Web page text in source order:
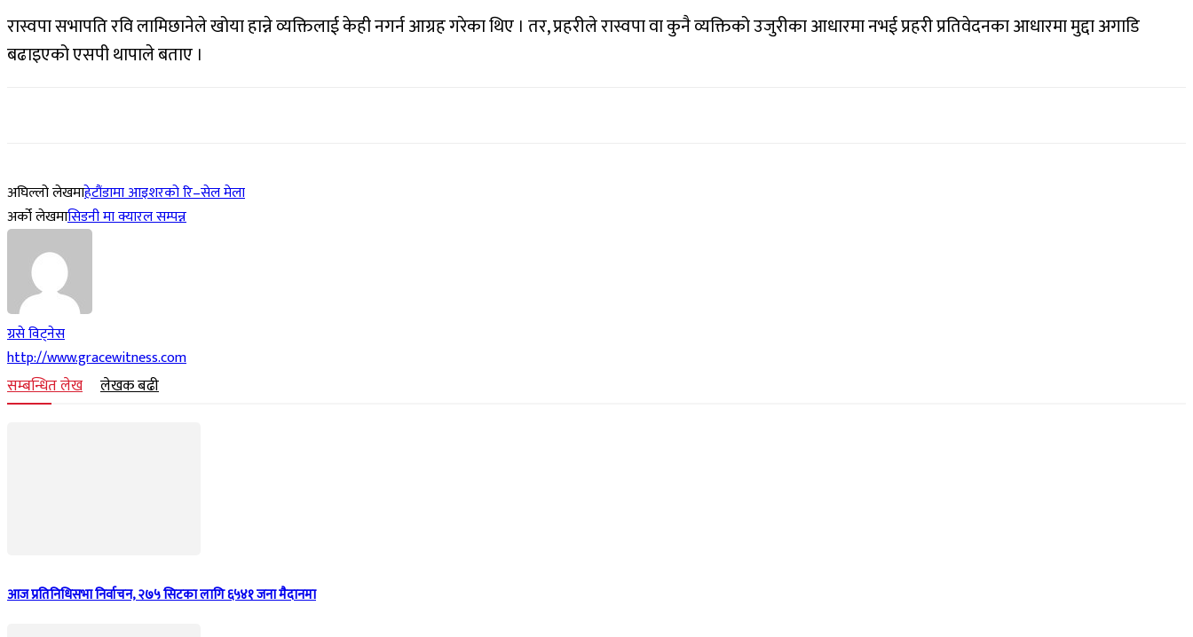
रास्वपा सभापति रवि लामिछानेले खोया हान्ने व्यक्तिलाई केही नगर्न आग्रह गरेका थिए । तर, प्रहरीले रास्वपा वा कुनै व्यक्तिको उजुरीका आधारमा नभई प्रहरी प्रतिवेदनका आधारमा मुद्दा अगाडि
बढाइएको एसपी थापाले बताए ।
अघिल्लो लेखमाहेटौंडामा आइशरको रि–सेल मेला
अर्को लेखमासिडनी मा क्यारल सम्पन्न
ग्रसे विट्नेस
http://www.gracewitness.com
सम्बन्धित लेख लेखक बढी
आज प्रतिनिधिसभा निर्वाचन, २७५ सिटका लागि ६५४१ जना मैदानमा